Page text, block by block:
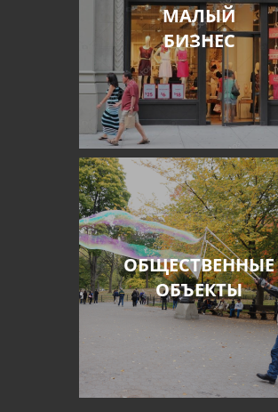
МАЛЫЙ
БИЗНЕС
ОБЩЕСТВЕННЫЕ
ОБЪЕКТЫ